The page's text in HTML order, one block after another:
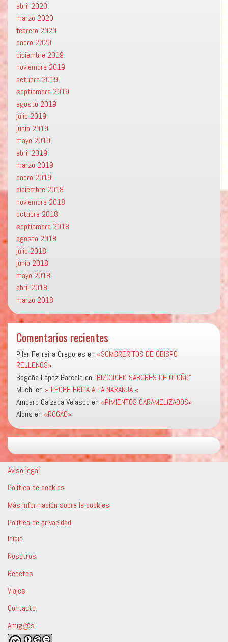
abril 2020
marzo 2020
febrero 2020
enero 2020
diciembre 2019
noviembre 2019
octubre 2019
septiembre 2019
agosto 2019
julio 2019
junio 2019
mayo 2019
abril 2019
marzo 2019
enero 2019
diciembre 2018
noviembre 2018
octubre 2018
septiembre 2018
agosto 2018
julio 2018
junio 2018
mayo 2018
abril 2018
marzo 2018
Comentarios recientes
Pilar Ferreira Gregores en «SOMBRERITOS DE OBISPO
RELLENOS»
Begoña López Barcala en “BIZCOCHO SABORES DE OTOÑO”
Muchi en » LECHE FRITA A LA NARANJA «
Amparo Calzada Velasco en «PIMIENTOS CARAMELIZADOS»
Alons en «ROGAO»
Aviso legal
Política de cookies
Más información sobre la cookies
Política de privacidad
Inicio
Nosotros
Recetas
Viajes
Contacto
Amig@s